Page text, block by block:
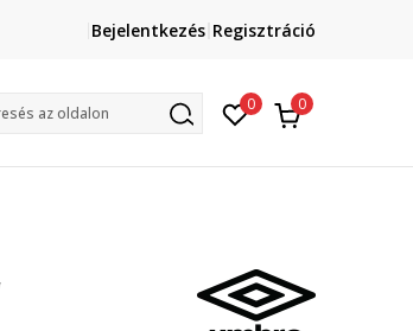
velünk kapcsolatba
vision.hu
Bejelentkezés Regisztráció
az oldalon 0 0